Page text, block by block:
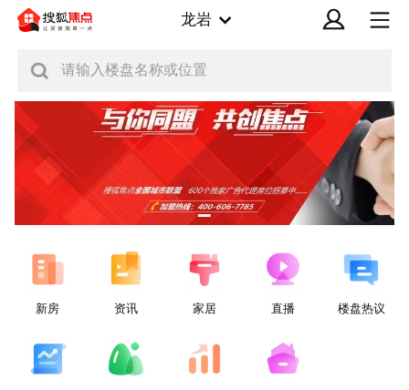
龙岩
请输入楼盘名称或位置
新房 资讯 家居 直播 楼盘热议